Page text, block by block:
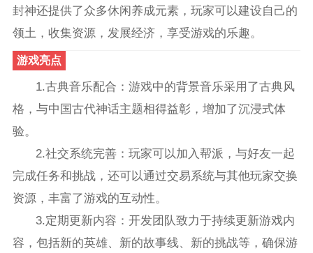
封神还提供了众多休闲养成元素，玩家可以建设自己的
领土，收集资源，发展经济，享受游戏的乐趣。
游戏亮点
1.古典音乐配合：游戏中的背景音乐采用了古典风
格，与中国古代神话主题相得益彰，增加了沉浸式体
验。
2.社交系统完善：玩家可以加入帮派，与好友一起
完成任务和挑战，还可以通过交易系统与其他玩家交换
资源，丰富了游戏的互动性。
3.定期更新内容：开发团队致力于持续更新游戏内
容，包括新的英雄、新的故事线、新的挑战等，确保游